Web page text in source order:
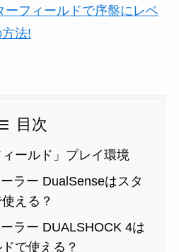
ーフィールドで序盤にレベ
法!
目次
ールド」プレイ環境
ラー DualSenseはスタ
える？
ラー DUALSHOCK 4は
で使える？